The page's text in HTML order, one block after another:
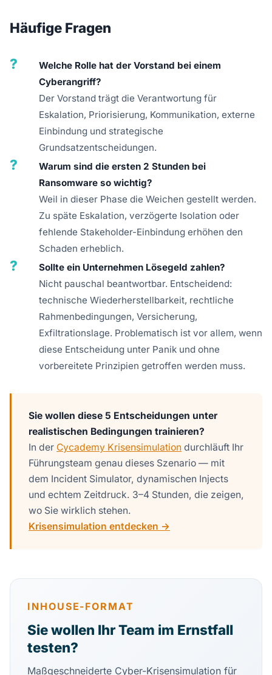
Häufige Fragen
?
Welche Rolle hat der Vorstand bei einem
Cyberangriff?
Der Vorstand trägt die Verantwortung für
Eskalation, Priorisierung, Kommunikation, externe
Einbindung und strategische
Grundsatzentscheidungen.
?
Warum sind die ersten 2 Stunden bei
Ransomware so wichtig?
Weil in dieser Phase die Weichen gestellt werden.
Zu späte Eskalation, verzögerte Isolation oder
fehlende Stakeholder-Einbindung erhöhen den
Schaden erheblich.
?
Sollte ein Unternehmen Lösegeld zahlen?
Nicht pauschal beantwortbar. Entscheidend:
technische Wiederherstellbarkeit, rechtliche
Rahmenbedingungen, Versicherung,
Exfiltrationslage. Problematisch ist vor allem, wenn
diese Entscheidung unter Panik und ohne
vorbereitete Prinzipien getroffen werden muss.
Sie wollen diese 5 Entscheidungen unter
realistischen Bedingungen trainieren?
In der Cycademy Krisensimulation durchläuft Ihr
Führungsteam genau dieses Szenario — mit
dem Incident Simulator, dynamischen Injects
und echtem Zeitdruck. 3–4 Stunden, die zeigen,
wo Sie wirklich stehen.
Krisensimulation entdecken →
INHOUSE-FORMAT
Sie wollen Ihr Team im Ernstfall
testen?
Maßgeschneiderte Cyber-Krisensimulation für